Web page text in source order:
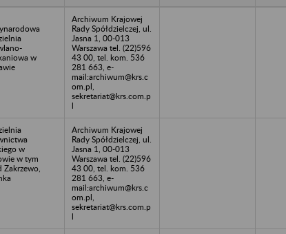
w
Archiwum Krajowej
Rady Spółdzielczej, ul.
Jasna 1, 00-013
Warszawa tel. (22)596
43 00, tel. kom. 536
281 663, e-
mail:archiwum@krs.c
om.pl,
sekretariat@krs.com.p
l
w
w tym
Zakrzewo,
Archiwum Krajowej
Rady Spółdzielczej, ul.
Jasna 1, 00-013
Warszawa tel. (22)596
43 00, tel. kom. 536
281 663, e-
mail:archiwum@krs.c
om.pl,
sekretariat@krs.com.p
l